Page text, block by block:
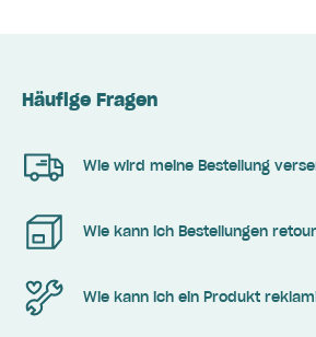
Häufige Fragen
Wie wird meine Bestellung
Wie kann ich Bestellungen
Wie kann ich ein Produkt